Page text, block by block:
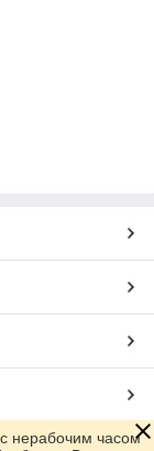
нерабочим часом